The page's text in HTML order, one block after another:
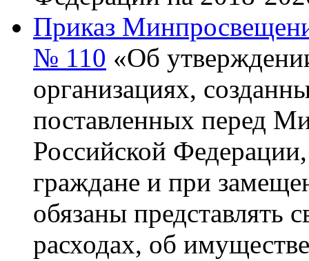
Приказ
№ 110 «Об
организациях,
поставленных перед
Российской
граждане и при
обязаны представлять
расходах, об